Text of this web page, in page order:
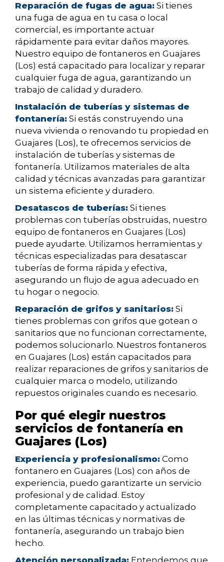
Reparación de fugas de agua: Si tienes
una fuga de agua en tu casa o local
comercial, es importante actuar
rápidamente para evitar daños mayores.
Nuestro equipo de fontaneros en Guajares
(Los) está capacitado para localizar y reparar
cualquier fuga de agua, garantizando un
trabajo de calidad y duradero.
Instalación de tuberías y sistemas de
fontanería: Si estás construyendo una
nueva vivienda o renovando tu propiedad en
Guajares (Los), te ofrecemos servicios de
instalación de tuberías y sistemas de
fontanería. Utilizamos materiales de alta
calidad y técnicas avanzadas para garantizar
un sistema eficiente y duradero.
Desatascos de tuberías: Si tienes
problemas con tuberías obstruidas, nuestro
equipo de fontaneros en Guajares (Los)
puede ayudarte. Utilizamos herramientas y
técnicas especializadas para desatascar
tuberías de forma rápida y efectiva,
asegurando un flujo de agua adecuado en
tu hogar o negocio.
Reparación de grifos y sanitarios: Si
tienes problemas con grifos que gotean o
sanitarios que no funcionan correctamente,
podemos solucionarlo. Nuestros fontaneros
en Guajares (Los) están capacitados para
realizar reparaciones de grifos y sanitarios de
cualquier marca o modelo, utilizando
repuestos originales cuando es necesario.
Por qué elegir nuestros
servicios de fontanería en
Guajares (Los)
Experiencia y profesionalismo: Como
fontanero en Guajares (Los) con años de
experiencia, puedo garantizarte un servicio
profesional y de calidad. Estoy
completamente capacitado y actualizado
en las últimas técnicas y normativas de
fontanería, asegurando un trabajo bien
hecho.